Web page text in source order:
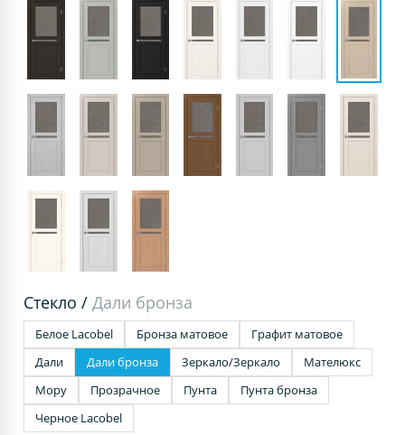
Стекло /Дали бронза
Белое Lacobel Бронза матовое
Графит матовое
Дали
Дали бронза Зеркало/Зеркало
Мателюкс
Мору
Прозрачное Пунта
Пунта бронза
Черное Lacobel